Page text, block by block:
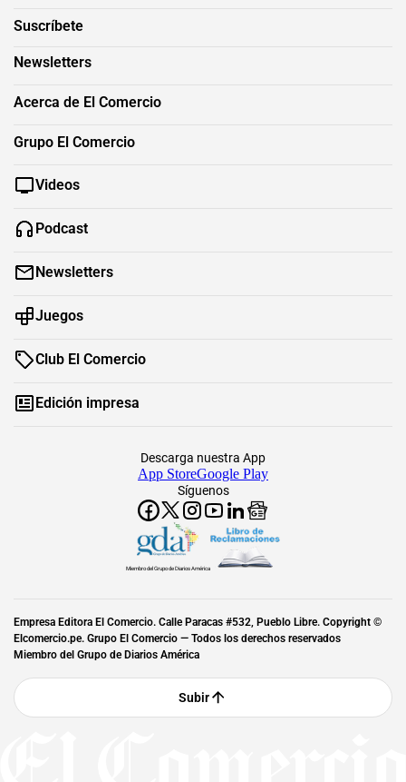
Suscríbete
Newsletters
Acerca de El Comercio
Grupo El Comercio
Videos
Podcast
Newsletters
Juegos
Club El Comercio
Edición impresa
Síguenos
Descarga nuestra App
App StoreGoogle Play
Miembro del Grupo de Diarios América
Empresa Editora El Comercio. Calle Paracas #532, Pueblo Libre. Copyright ©
Elcomercio.pe. Grupo El Comercio — Todos los derechos reservados
Miembro del Grupo de Diarios América
Subir